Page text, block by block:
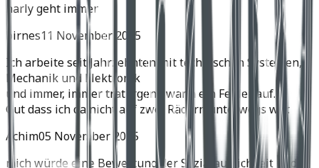
harly geht immer
birnes11 November 2025
Ich arbeite seit Jahrzehnten mit technischen Systemen,
Mechanik und Elektronik
und immer, immer trat irgend wann ein Fehler auf.
Gut dass ich da nicht auf zwei Rädern unterwegs war.
Achim05 November 2025
mich würde eine Bewertung der Soziatauglichkeit und